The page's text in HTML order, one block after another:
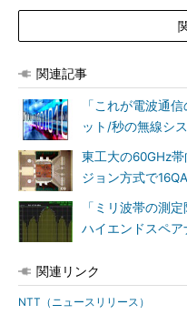
関連記事
「これが電波通
ット/秒の無線シ
東工大の60GHz
ジョン方式で
「ミリ波帯の測
ハイエンドスペ
関連リンク
NTT（ニュースリリース）